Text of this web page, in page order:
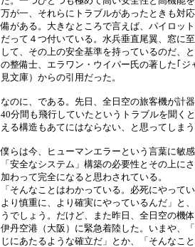
万が一、それらにトラブルがあったときも対
備がある。大きなところで言えば、パイロッ
だって４つ付いている。水兵垂直尾翼、窓に
して、その上の安全基準を持っているのだ、
の整備士、エラワン・ウイパー氏の著した｢ジ
見文庫）からの引用だった。
なのに、である。先日、全日空の旅客機が計
40分間も飛行していたというトラブルを聞く
える構造もあてにはならない、と思ってしま
僕らは今、ヒューマンエラーという言葉に敏
「安全なシステム」構築の必要性とその上に
加わって完全になると思わされている。
「そんなことはわかっている。必死にやって
より慎重に、より確実にやっているんだ」と
うでしょう。だけど、また昨日、全日空の機
伊丹空港（大阪）に緊急着陸した。いまや、
じにあたるような確立だ」とか、「そんなこ